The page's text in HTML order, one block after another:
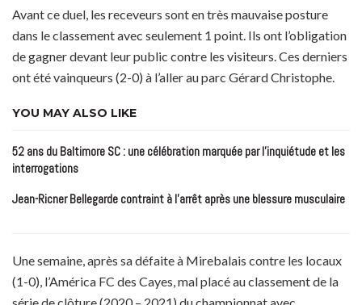
Avant ce duel, les receveurs sont en très mauvaise posture
dans le classement avec seulement 1 point. Ils ont l’obligation
de gagner devant leur public contre les visiteurs. Ces derniers
ont été vainqueurs (2-0) à l’aller au parc Gérard Christophe.
YOU MAY ALSO LIKE
52 ans du Baltimore SC : une célébration marquée par l’inquiétude et les
interrogations
Jean-Ricner Bellegarde contraint à l’arrêt après une blessure musculaire
Une semaine, après sa défaite à Mirebalais contre les locaux
(1-0), l’América FC des Cayes, mal placé au classement de la